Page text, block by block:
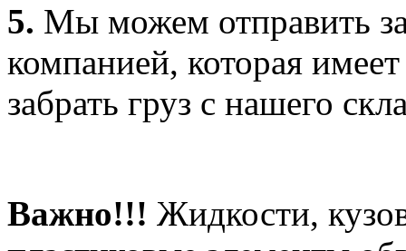
5. Мы можем отправить
компанией, которая
забрать груз с нашего
Важно!!! Жидкости,